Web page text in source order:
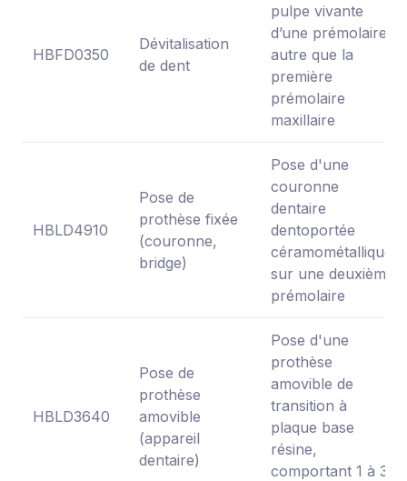
HBFD0350
Dévitalisation
de dent
pulpe vivante
d’une prémolaire
autre que la
première
prémolaire
maxillaire
HBLD4910
Pose de
prothèse fixée
(couronne,
bridge)
Pose d'une
couronne
dentaire
dentoportée
céramométallique
sur une deuxième
prémolaire
HBLD3640
Pose de
prothèse
amovible
(appareil
dentaire)
Pose d'une
prothèse
amovible de
transition à
plaque base
résine,
comportant 1 à 3